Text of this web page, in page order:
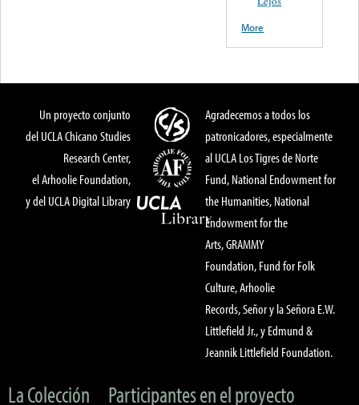
More
Un proyecto conjunto
del UCLA Chicano Studies
Research Center,
el Arhoolie Foundation,
y del UCLA Digital Library
Agradecemos a todos los
patronicadores, especialmente
al UCLA Los Tigres de Norte
Fund, National Endowment for
the Humanities, National
Endowment for the
Arts, GRAMMY
Foundation, Fund for Folk
Culture, Arhoolie
Records, Señor y la Señora E.W.
Littlefield Jr., y Edmund &
Jeannik Littlefield Foundation.
La Colección
Participantes en el proyecto